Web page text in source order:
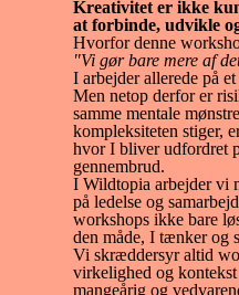
Kreativitet er ikke
at forbinde, udvikle
Hvorfor denne
"Vi gør bare mere af
I arbejder allerede på
Men netop derfor er
samme mentale
kompleksiteten stiger,
hvor I bliver udfordret
gennembrud.
I Wildtopia arbejder vi
på ledelse og
workshops ikke bare
den måde, I tænker og
Vi skræddersyr altid
virkelighed og
mangeårig og